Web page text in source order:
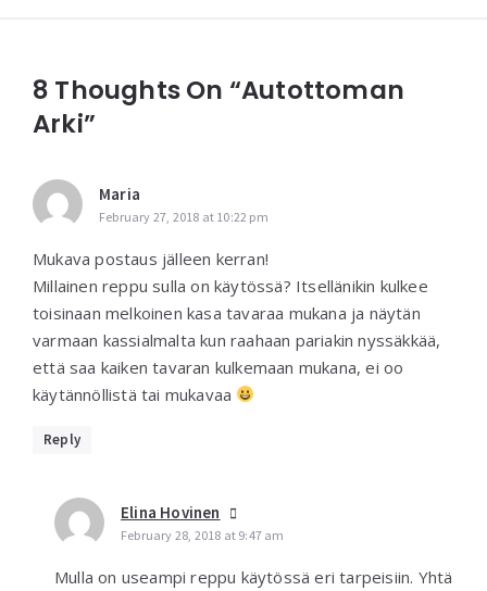
8 Thoughts On “Autottoman
Arki”
Maria
February 27, 2018 at 10:22 pm
Mukava postaus jälleen kerran!
Millainen reppu sulla on käytössä? Itsellänikin kulkee
toisinaan melkoinen kasa tavaraa mukana ja näytän
varmaan kassialmalta kun raahaan pariakin nyssäkkää,
että saa kaiken tavaran kulkemaan mukana, ei oo
käytännöllistä tai mukavaa
Reply
Elina Hovinen
February 28, 2018 at 9:47 am
Mulla on useampi reppu käytössä eri tarpeisiin. Yhtä